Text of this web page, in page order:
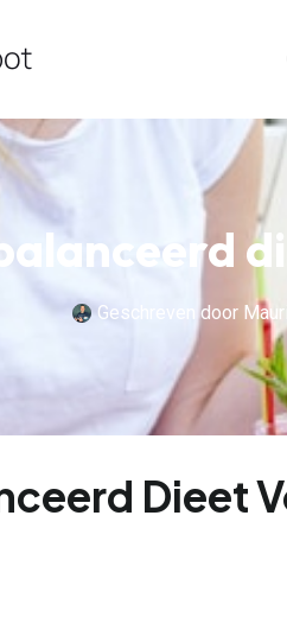
Geschreven door
Dieet